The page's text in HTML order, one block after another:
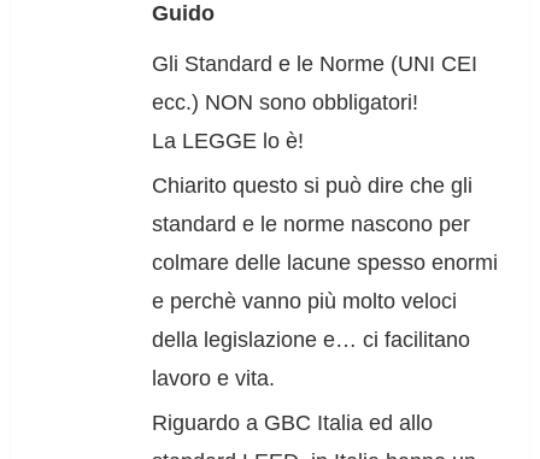
Guido
Gli Standard e le Norme (UNI CEI
ecc.) NON sono obbligatori!
La LEGGE lo è!
Chiarito questo si può dire che gli
standard e le norme nascono per
colmare delle lacune spesso enormi
e perchè vanno più molto veloci
della legislazione e… ci facilitano
lavoro e vita.
Riguardo a GBC Italia ed allo